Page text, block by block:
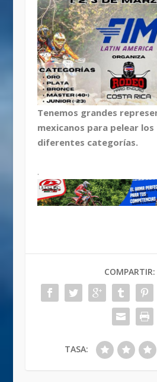
Tenemos grandes
mexicanos para pelear
diferentes categorías.
.
COMPARTIR:
TASA: